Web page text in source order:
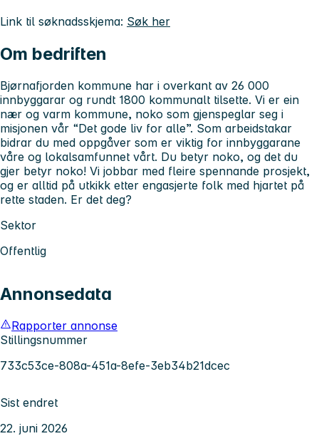
Link til søknadsskjema: Søk her
Om bedriften
Bjørnafjorden kommune har i overkant av 26 000
innbyggarar og rundt 1800 kommunalt tilsette. Vi er ein
nær og varm kommune, noko som gjenspeglar seg i
misjonen vår “Det gode liv for alle”. Som arbeidstakar
bidrar du med oppgåver som er viktig for innbyggarane
våre og lokalsamfunnet vårt. Du betyr noko, og det du
gjer betyr noko! Vi jobbar med fleire spennande prosjekt,
og er alltid på utkikk etter engasjerte folk med hjartet på
rette staden. Er det deg?
Sektor
Offentlig
Annonsedata
Rapporter annonse
Stillingsnummer
733c53ce-808a-451a-8efe-3eb34b21dcec
Sist endret
22. juni 2026